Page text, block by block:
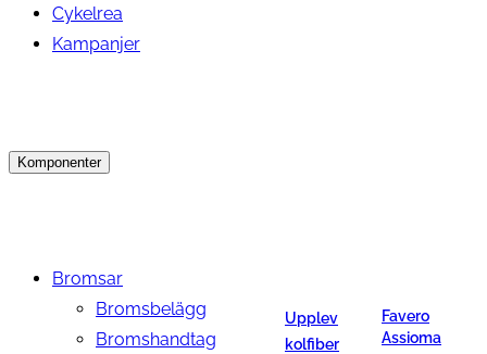
Cykelrea
Kampanjer
Komponenter
Bromsar
Bromsbelägg
Bromshandtag
Upplev
kolfiber
Favero
Assioma